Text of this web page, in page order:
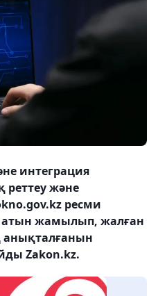
интеграция
реттеу және
ресми
атын жамылып, жалған
анықталғанын
Zakon.kz.